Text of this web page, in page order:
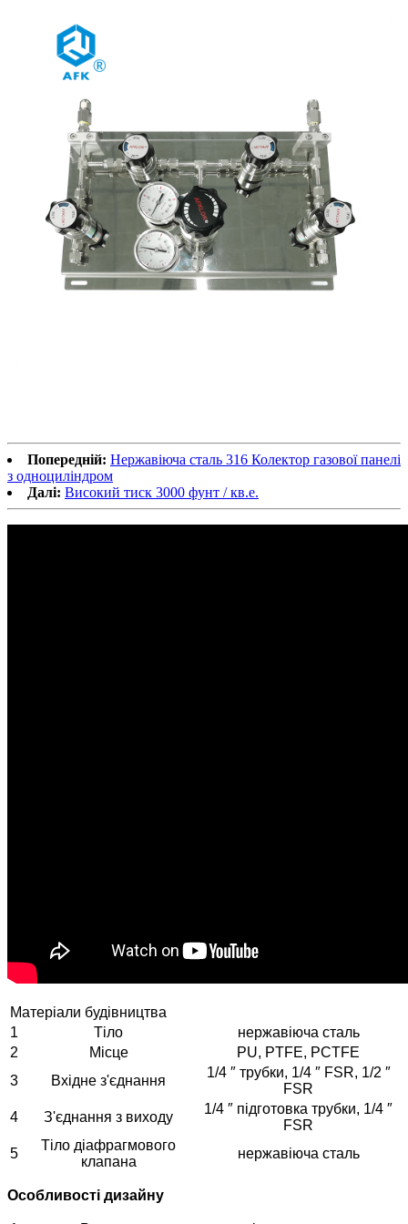
Попередній: Нержавіюча сталь 316 Колектор газової панелі
з одноциліндром
Далі: Високий тиск 3000 фунт / кв.е.
Матеріали будівництва
1
Тіло
нержавіюча сталь
2
Місце
PU, PTFE, PCTFE
3
Вхідне з'єднання
1/4 ″ трубки, 1/4 ″ FSR, 1/2 ″
FSR
4
З'єднання з виходу
1/4 ″ підготовка трубки, 1/4 ″
FSR
5
Тіло діафрагмового
клапана
нержавіюча сталь
Особливості дизайну